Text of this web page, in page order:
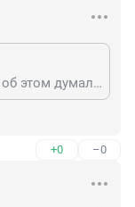
Абсолютно "ЗА", буквально во вт. об этом думала! Если б был народный контроль, боялись бы больше, а не как сейчас, только на видео фиксаторах и притормаживают. А камеры и фотики у всех теперь есть
+0 –0